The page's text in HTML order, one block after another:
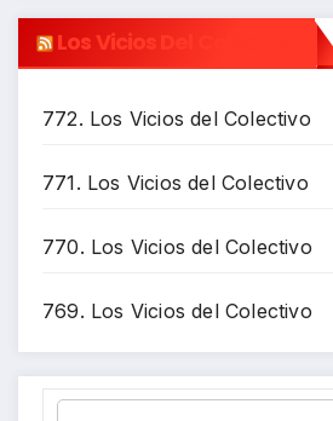
Los Vicios Del Colectivo
772. Los Vicios del Colectivo
771. Los Vicios del Colectivo
770. Los Vicios del Colectivo
769. Los Vicios del Colectivo